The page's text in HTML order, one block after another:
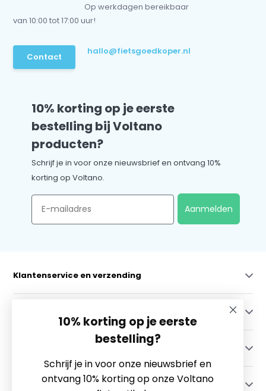
Op werkdagen bereikbaar
van 10:00 tot 17:00 uur!
Contact
hallo@fietsgoedkoper.nl
10% korting op je eerste
bestelling bij Voltano
producten?
Schrijf je in voor onze nieuwsbrief en ontvang 10%
korting op Voltano.
Email
Aanmelden
Klantenservice en verzending
Contact
10% korting op je eerste
bestelling?
Schrijf je in voor onze nieuwsbrief en
ontvang 10% korting op onze Voltano